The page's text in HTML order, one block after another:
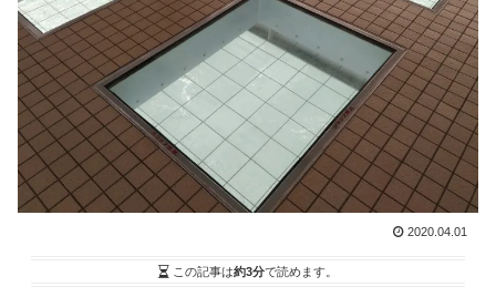
2020.04.01
この記事は約3分で読めます。